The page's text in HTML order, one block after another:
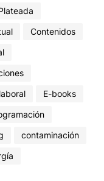
Contenidos
E-books
contaminación